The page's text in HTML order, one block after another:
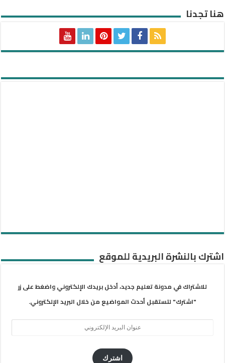
هنا تجدنا
اشترك بالنشرة البريدية للموقع
للاشتراك في مدونة تعليم جديد، أدخل بريدك الإلكتروني واضغط على زر
"اشترك" لتستقبل أحدث المواضيع من خلال البريد الإلكتروني.
اشترك